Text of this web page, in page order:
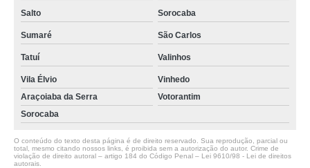
Salto Sorocaba
Sumaré São Carlos
Tatuí Valinhos
Vila Élvio
Vinhedo
Araçoiaba da Serra
Votorantim
Sorocaba
O conteúdo do texto desta página é de direito reservado. Sua reprodução, parcial ou
total, mesmo citando nossos links, é proibida sem a autorização do autor. Crime de
violação de direito autoral – artigo 184 do Código Penal – Lei 9610/98 - Lei de direitos
autorais